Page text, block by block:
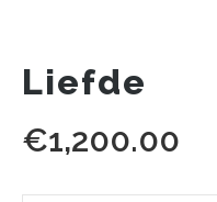
Liefde
€1,200.00